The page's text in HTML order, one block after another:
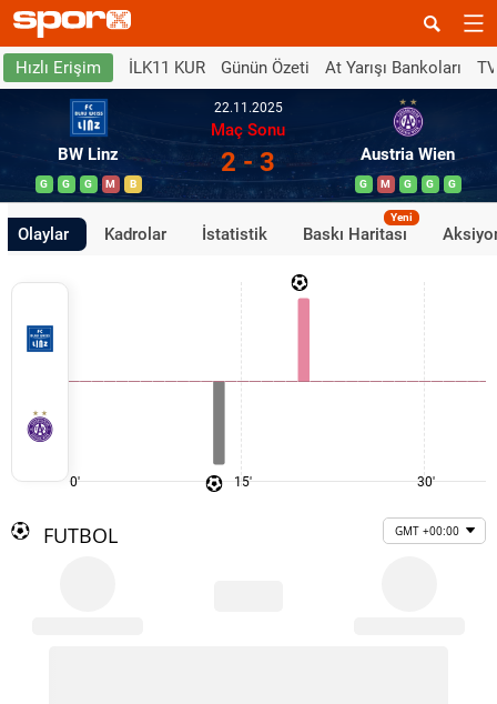
Hızlı Erişim İLK11 KUR Günün Özeti At Yarışı Bankoları
BW Linz
G G G M B
22.11.2025
Maç Sonu
2 - 3 Austria Wien
G M G G G
Olaylar Kadrolar İstatistik Baskı Haritası
Yeni
0' 15' 30'
FUTBOL GMT +00:00